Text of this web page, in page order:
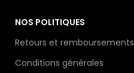
NOS POLITIQUES
Retours et remboursements
Conditions générales